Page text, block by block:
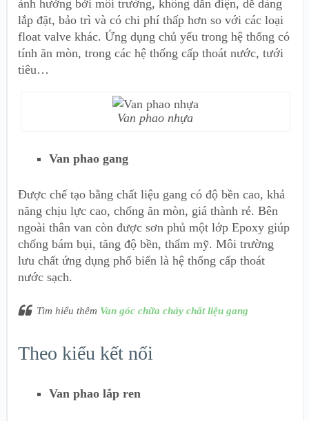
ảnh hưởng bởi môi trường, không dẫn điện, dễ dàng
lắp đặt, bảo trì và có chi phí thấp hơn so với các loại
float valve khác. Ứng dụng chủ yếu trong hệ thống có
tính ăn mòn, trong các hệ thống cấp thoát nước, tưới
tiêu…
Van phao nhựa
Van phao gang
Được chế tạo bằng chất liệu gang có độ bền cao, khả
năng chịu lực cao, chống ăn mòn, giá thành rẻ. Bên
ngoài thân van còn được sơn phủ một lớp Epoxy giúp
chống bám bụi, tăng độ bền, thẩm mỹ. Môi trường
lưu chất ứng dụng phổ biến là hệ thống cấp thoát
nước sạch.
Tìm hiểu thêm Van góc chữa cháy chất liệu gang
Theo kiểu kết nối
Van phao lắp ren